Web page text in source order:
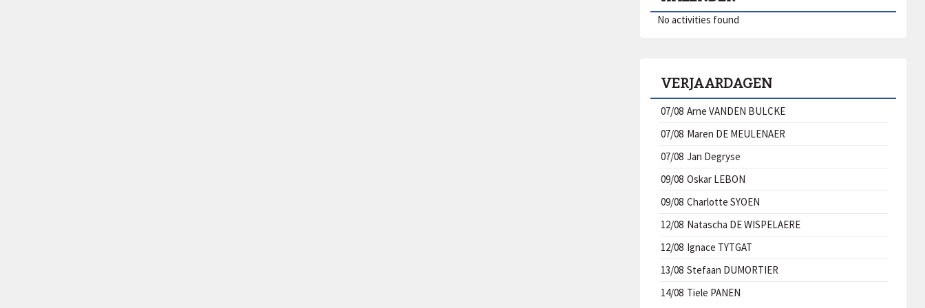
No activities found
VERJAARDAGEN
07/08 Arne VANDEN BULCKE
07/08 Maren DE MEULENAER
07/08 Jan Degryse
09/08 Oskar LEBON
09/08 Charlotte SYOEN
12/08 Natascha DE WISPELAERE
12/08 Ignace TYTGAT
13/08 Stefaan DUMORTIER
14/08 Tiele PANEN